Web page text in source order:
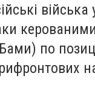
війська
по